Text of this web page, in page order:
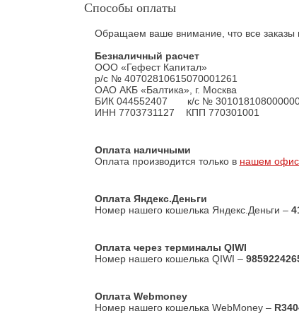
Способы оплаты
Обращаем ваше внимание, что все заказы
Безналичный расчет
ООО «Гефест Капитал»
р/с № 40702810615070001261
ОАО АКБ «Балтика», г. Москва
БИК 044552407 к/с №
ИНН 7703731127 КПП 770301001
Оплата наличными
Оплата производится только в нашем
Оплата Яндекс.Деньги
Номер нашего кошелька Яндекс.Деньги –
Оплата через терминалы QIWI
Номер нашего кошелька QIWI –
Оплата Webmoney
Номер нашего кошелька WebMoney –